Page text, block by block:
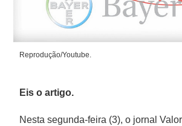
Reprodução/Youtube.
Eis o artigo.
Nesta segunda-feira (3), o jornal